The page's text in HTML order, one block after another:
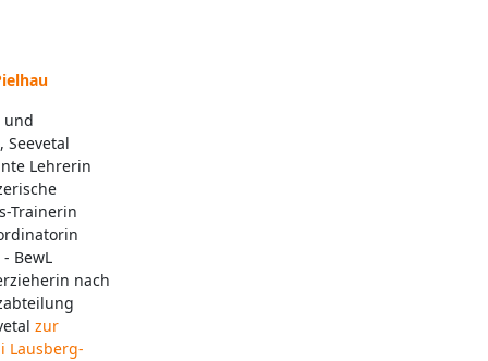
und
Seevetal
Lehrerin
Trainerin
BewL
nach
zur
Lausberg-